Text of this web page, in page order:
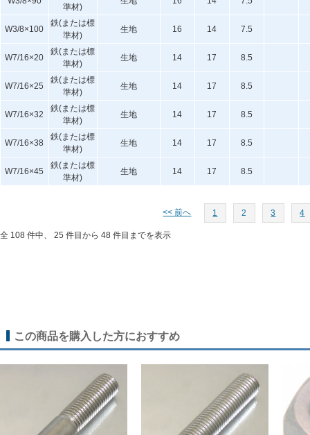
準材)
W3/8×100
鉄(または標
準材)
生地 16 14 7.5
W7/16×20
鉄(または標
準材)
生地 14 17 8.5
W7/16×25
鉄(または標
準材)
生地 14 17 8.5
W7/16×32
鉄(または標
準材)
生地 14 17 8.5
W7/16×38
鉄(または標
準材)
生地 14 17 8.5
W7/16×45
鉄(または標
準材)
生地 14 17 8.5
<< 前へ 1 2 3 4
全 108 件中、 25 件目から 48 件目までを表示
この商品を購入した方におすすめ